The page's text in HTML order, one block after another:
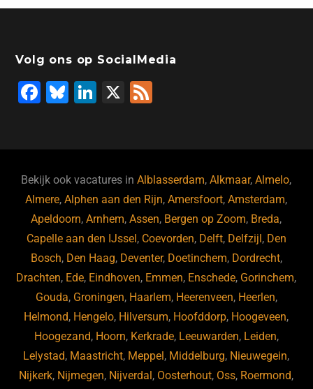
Volg ons op SocialMedia
F
b
o
o
k
Bl
ky
Li
dI
n
X
Bekijk ook vacatures inAlblasserdam,Alkmaar,Almelo,
Almere,Alphen aan den Rijn,Amersfoort,Amsterdam,
Apeldoorn,Arnhem,Assen, Bergen op Zoom, Breda,
Capelle aan den IJssel , Coevorden, Delft, Delfzijl , Den
Bosch, Den Haag, Deventer, Doetinchem, Dordrecht,
Drachten, Ede, Eindhoven, Emmen, Enschede, Gorinchem,
Gouda, Groningen, Haarlem, Heerenveen, Heerlen,
Helmond, Hengelo, Hilversum, Hoofddorp, Hoogeveen,
Hoogezand, Hoorn, Kerkrade, Leeuwarden, Leiden,
Lelystad, Maastricht, Meppel , Middelburg, Nieuwegein,
Nijkerk, Nijmegen, Nijverdal , Oosterhout, Oss, Roermond,